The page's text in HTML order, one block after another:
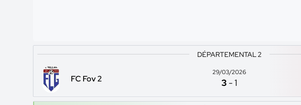
DÉPARTEMENTAL 2
FC Fov 2
29/03/2026
3 -1